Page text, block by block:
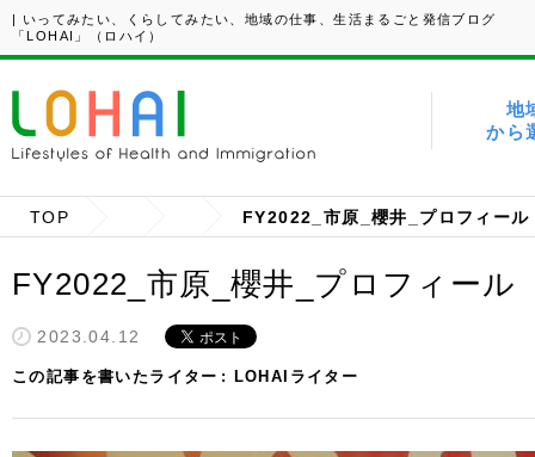
| いってみたい、くらしてみたい、地域の仕事、生活まるごと発信ブログ
「LOHAI」（ロハイ）
地
から
TOP FY2022_市原_櫻井_プロフィール
FY2022_市原_櫻井_プロフィール
2023.04.12
この記事を書いたライター LOHAIライター